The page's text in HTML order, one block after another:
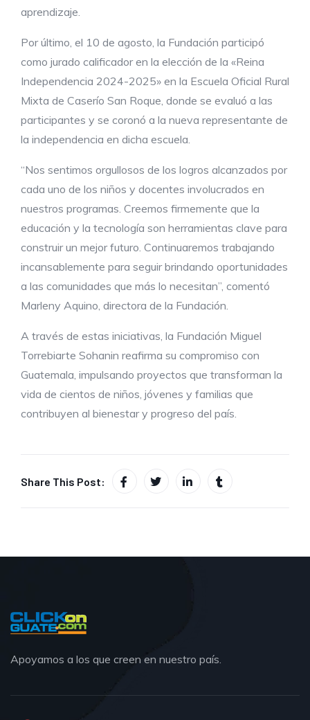
aprendizaje.
Por último, el 10 de agosto, la Fundación participó
como jurado calificador en la elección de la «Reina
Independencia 2024-2025» en la Escuela Oficial Rural
Mixta de Caserío San Roque, donde se evaluó a las
participantes y se coronó a la nueva representante de
la independencia en dicha escuela.
“Nos sentimos orgullosos de los logros alcanzados por
cada uno de los niños y docentes involucrados en
nuestros programas. Creemos firmemente que la
educación y la tecnología son herramientas clave para
construir un mejor futuro. Continuaremos trabajando
incansablemente para seguir brindando oportunidades
a las comunidades que más lo necesitan”, comentó
Marleny Aquino, directora de la Fundación.
A través de estas iniciativas, la Fundación Miguel
Torrebiarte Sohanin reafirma su compromiso con
Guatemala, impulsando proyectos que transforman la
vida de cientos de niños, jóvenes y familias que
contribuyen al bienestar y progreso del país.
Share This Post:
Apoyamos a los que creen en nuestro país.